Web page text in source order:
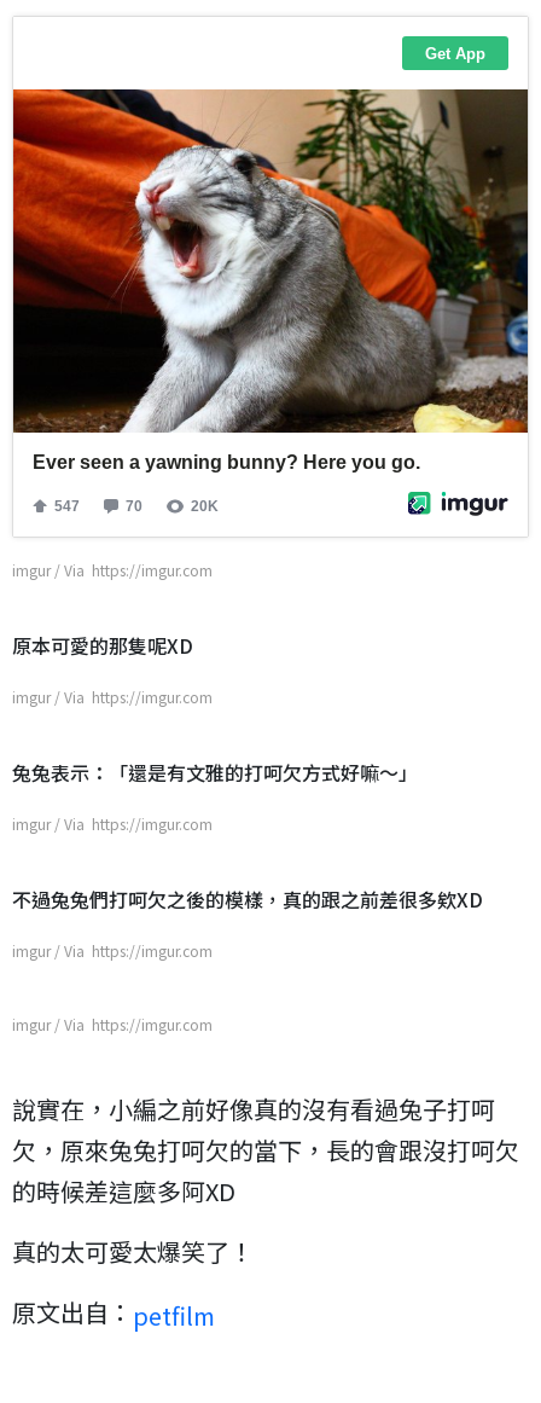
imgur / Via https://imgur.com
原本可愛的那隻呢XD
imgur / Via https://imgur.com
兔兔表示：「還是有文雅的打呵欠方式好嘛～」
imgur / Via https://imgur.com
不過兔兔們打呵欠之後的模樣，真的跟之前差很多欸XD
imgur / Via https://imgur.com
imgur / Via https://imgur.com
說實在，小編之前好像真的沒有看過兔子打呵
欠，原來兔兔打呵欠的當下，長的會跟沒打呵欠
的時候差這麼多阿XD
真的太可愛太爆笑了！
原文出自： petfilm